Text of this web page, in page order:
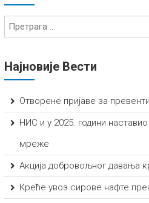
Најновије Вести
Отворене пријаве за
НИС и у 2025. години
мреже
Акција добровољног давања
Креће увоз сирове нафте